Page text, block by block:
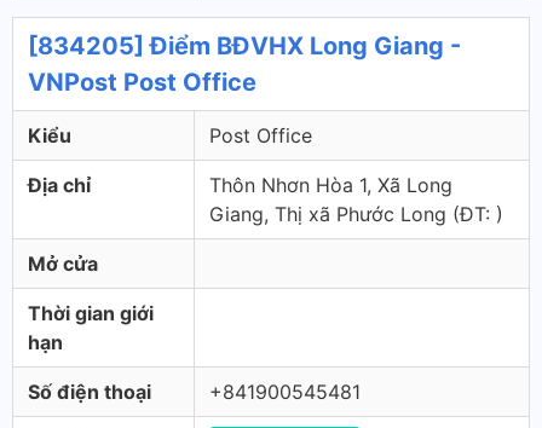
[834205] Điểm BĐVHX Long Giang -
VNPost Post Office
Kiểu Post Office
Địa chỉ
Thôn Nhơn Hòa 1, Xã Long
Giang, Thị xã Phước Long (ÐT: )
Mở cửa
Thời gian giới
hạn
Số điện thoại +841900545481